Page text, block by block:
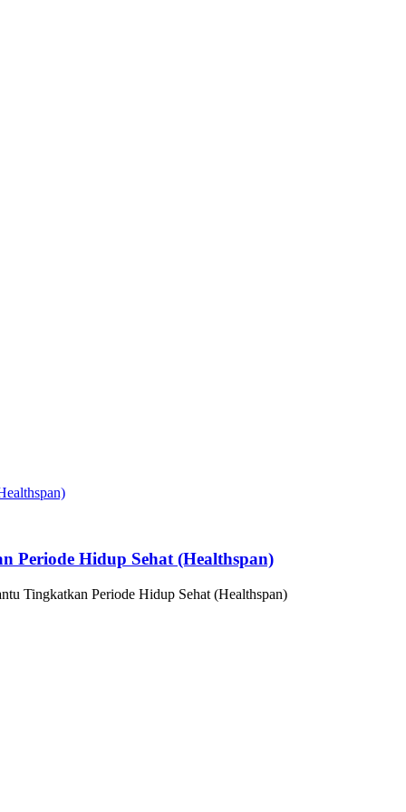
Hidup Sehat (Healthspan)
Tingkatkan Periode Hidup Sehat (Healthspan)